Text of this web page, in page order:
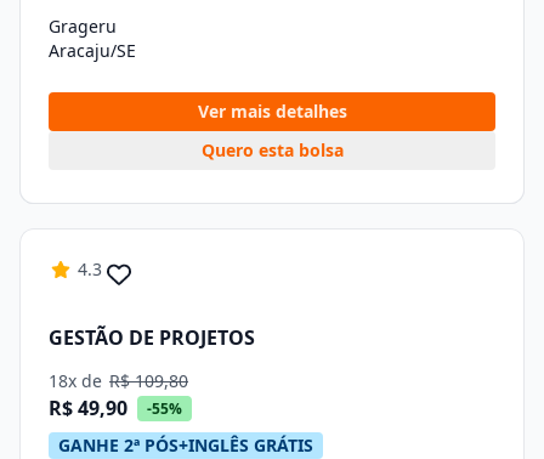
Grageru
Aracaju/SE
Ver mais detalhes
Quero esta bolsa
4.3
GESTÃO DE PROJETOS
18x de R$ 109,80
R$ 49,90 -55%
GANHE 2ª PÓS+INGLÊS GRÁTIS